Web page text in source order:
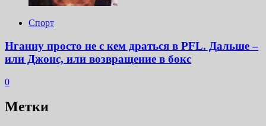
Спорт
Нганну просто не с кем драться в PFL. Дальше –
или Джонс, или возвращение в бокс
0
Метки